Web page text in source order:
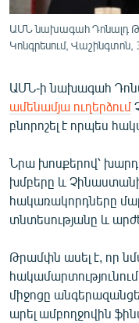
ԱՐԽԻՎ
ԲԱՆԱՎԵՃ
ՁԳՏԵԼՈՎ
ՓՈԴՔԱՍԹ
Հայերեն
Русский
ՀԵՏԵՎԵՔ ՄԵԶ
ԱՄՆ նախագահ Դոնալդ
Կոնգրեսում, Վաշինգտոն,
ԱՄՆ-ի նախագահ
ամենամյա ուղերձում
բնորոշել է որպես
Նրա խոսքերով՝
խմբերը և
հակառակորդները
տնտեսությանը և
Թրամփն ասել է, որ
միջոցը
արել ամբողջովին